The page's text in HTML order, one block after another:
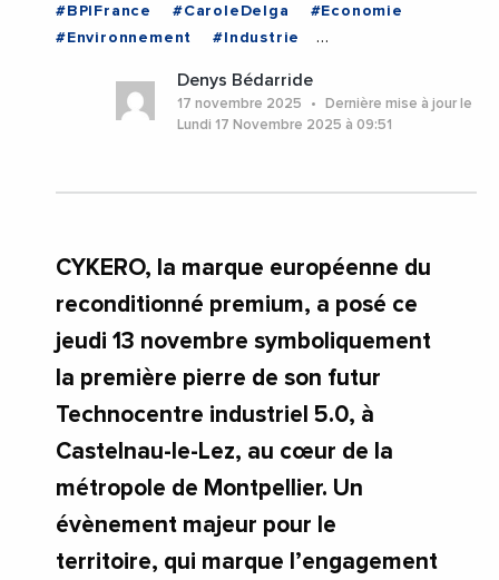
#BPIFrance #CaroleDelga
#Economie
#Environnement
#Industrie
#Montpellier
#Occitanie
Denys Bédarride
17 novembre 2025
Dernière mise à jour le
Lundi 17 Novembre 2025 à 09:51
CYKERO, la marque européenne du
reconditionné premium, a posé ce
jeudi 13 novembre symboliquement
la première pierre de son futur
Technocentre industriel 5.0, à
Castelnau-le-Lez, au cœur de la
métropole de Montpellier. Un
évènement majeur pour le
territoire, qui marque l’engagement